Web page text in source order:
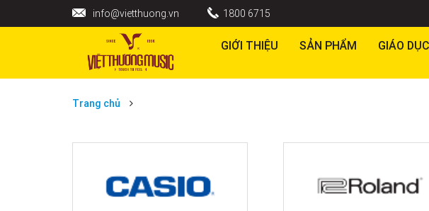
info@vietthuong.vn 1800 6715
GIỚI THIỆU SẢN PHẨM GIÁO DỤC
Trang chủ